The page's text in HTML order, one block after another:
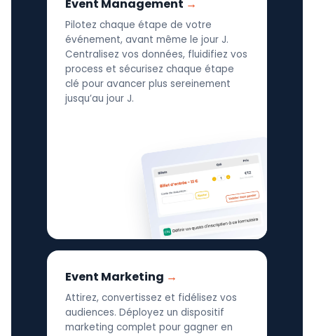
Event Management
Pilotez chaque étape de votre
événement, avant même le jour J.
Centralisez vos données, fluidifiez vos
process et sécurisez chaque étape
clé pour avancer plus sereinement
jusqu’au jour J.
Event Marketing
Attirez, convertissez et fidélisez vos
audiences. Déployez un dispositif
marketing complet pour gagner en